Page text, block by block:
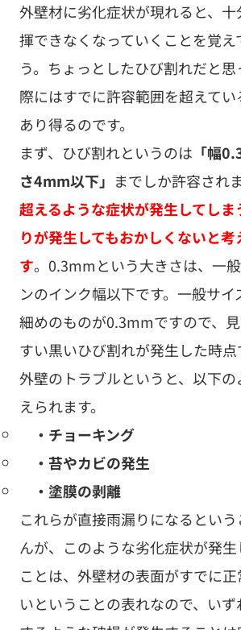
外壁材に劣化症状が現れると、
揮できなくなっていくことを覚え
う。ちょっとしたひび割れだと思
際にはすでに許容範囲を超えて
あり得るのです。
まず、ひび割れというのは 「幅
さ4mm以下」 までしか許容され
超えるような症状が発生してしま
りが発生してもおかしくないと考
す。0.3mmという大きさは、一
ンのインク幅以下です。一般サイ
細めのものが0.3mmですので、
すい黒いひび割れが発生した時点
外壁のトラブルというと、以下
えられます。
・チョーキング
・苔やカビの発生
・塗膜の剥離
これらが直接雨漏りになるとい
んが、このような劣化症状が発
ことは、外壁材の表面がすでに
いということの表れなので、い